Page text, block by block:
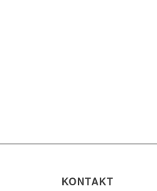
KONTAKT